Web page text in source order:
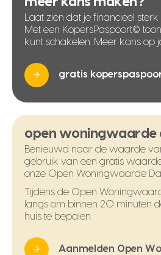
Laat zien dat je financieel sterk
Met een KopersPaspoort©
kunt schakelen. Meer kans op
gratis
open woningwaarde
Benieuwd naar de waarde
gebruik van een gratis
onze Open Woningwaarde
Tijdens de Open
langs om binnen 20 minuten
huis te bepalen.
Aanmelden Open